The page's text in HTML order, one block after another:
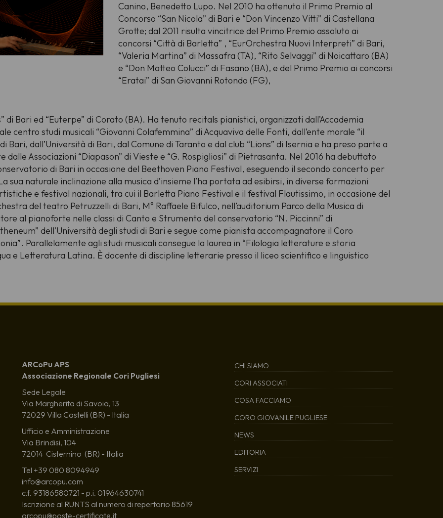
Canino, Benedetto Lupo. Nel 2010 ha ottenuto il Primo Premio al
Concorso “San Nicola” di Bari e “Don Vincenzo Vitti” di Castellana
Grotte; dal 2011 risulta vincitrice del Primo Premio assoluto ai
concorsi “Città di Barletta” , “EurOrchestra Nuovi Interpreti” di Bari,
“Valeria Martina” di Massafra (TA), “Rito Selvaggi” di Noicattaro (BA)
e “Don Matteo Colucci” di Fasano (BA), e del Primo Premio ai concorsi
“Eratai” di San Giovanni Rotondo (FG),
di Bari ed “Euterpe” di Corato (BA). Ha tenuto recitals pianistici, organizzati dall’Accademia
centro studi musicali “Giovanni Colafemmina” di Acquaviva delle Fonti, dall’ente morale “il
Bari, dall’Università di Bari, dal Comune di Taranto e dal club “Lions” di Isernia e ha preso parte a
Associazioni “Diapason” di Vieste e “G. Rospigliosi” di Pietrasanta. Nel 2016 ha debuttato
di Bari in occasione del Beethoven Piano Festival, eseguendo il secondo concerto per
naturale inclinazione alla musica d’insieme l’ha portata ad esibirsi, in diverse formazioni
e festival nazionali, tra cui il Barletta Piano Festival e il festival Flautissimo, in occasione del
del teatro Petruzzelli di Bari, M° Raffaele Bifulco, nell’auditorium Parco della Musica di
al pianoforte nelle classi di Canto e Strumento del conservatorio “N. Piccinni” di
dell’Università degli studi di Bari e segue come pianista accompagnatore il Coro
Parallelamente agli studi musicali consegue la laurea in “Filologia letterature e storia
e Letteratura Latina. È docente di discipline letterarie presso il liceo scientifico e linguistico
ARCoPu APS
Associazione Regionale Cori Pugliesi
Sede Legale
Via Margherita di Savoia, 13
72029 Villa Castelli (BR) - Italia
Ufficio e Amministrazione
Via Brindisi, 104
72014 Cisternino (BR) - Italia
Tel +39 080 8094949
info@arcopu.com
c.f. 93186580721 - p.i. 01964630741
Iscrizione al RUNTS al numero di repertorio 85619
arcopu@poste-certificate.it
CHI SIAMO
CORI ASSOCIATI
COSA FACCIAMO
CORO GIOVANILE PUGLIESE
NEWS
EDITORIA
SERVIZI